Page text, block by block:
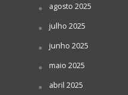
agosto 2025
julho 2025
junho 2025
maio 2025
abril 2025